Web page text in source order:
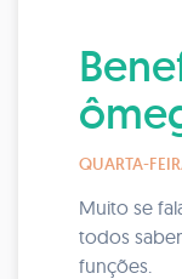
QUARTA-
Muito se
todos
funções.